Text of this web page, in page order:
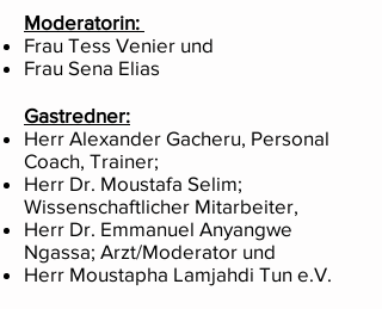
Moderatorin:
Frau Tess Venier und
Frau Sena Elias
Gastredner:
Herr Alexander Gacheru, Personal
Coach, Trainer;
Herr Dr. Moustafa Selim;
Wissenschaftlicher Mitarbeiter,
Herr Dr. Emmanuel Anyangwe
Ngassa; Arzt/Moderator und
Herr Moustapha Lamjahdi Tun e.V.